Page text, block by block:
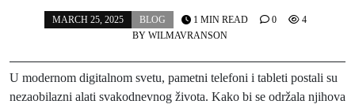
MARCH 25, 2025
BLOG
BY WILMAVRANSON
1 MIN READ 0 4
U modernom digitalnom svetu, pametni telefoni i tableti postali su
nezaobilazni alati svakodnevnog života. Kako bi se održala njihova